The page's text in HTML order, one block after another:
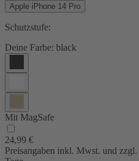
Apple iPhone 14 Pro
Schutzstufe:
Deine Farbe: black
Mit MagSafe
24,99 €
Preisangaben inkl. Mwst. und zzgl.